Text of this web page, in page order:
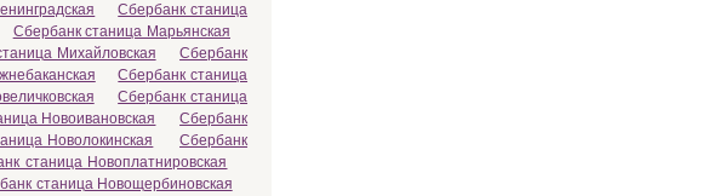
Сбербанк станица
Сбербанк станица Марьянская
Михайловская
Сбербанк
Сбербанк станица
Сбербанк станица
Новоивановская
Сбербанк
Новолокинская
Сбербанк
станица Новоплатнировская
станица Новощербиновская